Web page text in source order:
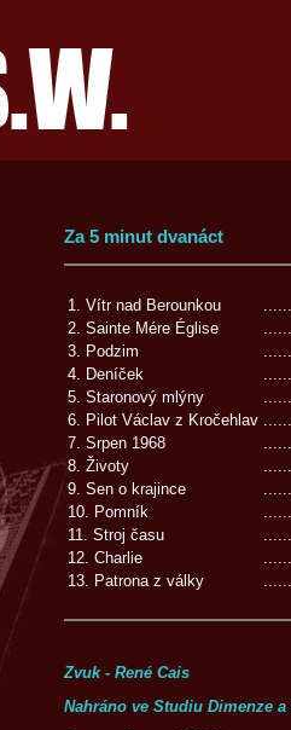
Za 5 minut dvanáct
1. Vítr nad Berounkou
2. Sainte Mére Église
3. Podzim
4. Deníček
5. Staronový mlýny
6. Pilot Václav z Kročehlav
7. Srpen 1968
8. Životy
9. Sen o krajince
10. Pomník
11. Stroj času
12. Charlie
13. Patrona z války
Zvuk - René Cais
Nahráno ve Studiu Dimenze